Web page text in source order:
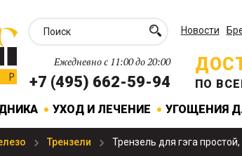
Новости
Ежедневно с 11:00 до 20:00
+7 (495) 662-59-94 ПО
УХОД И ЛЕЧЕНИЕ УГОЩЕНИЯ
Трензели Трензель для гэга